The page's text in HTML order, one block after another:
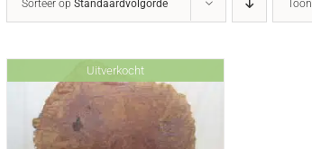
Sorteer op Standaardvolgorde Toon
Uitverkocht